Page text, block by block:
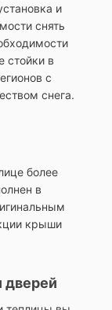
и
снять
стойки в
с
снега.
более
в
крыши
дверей